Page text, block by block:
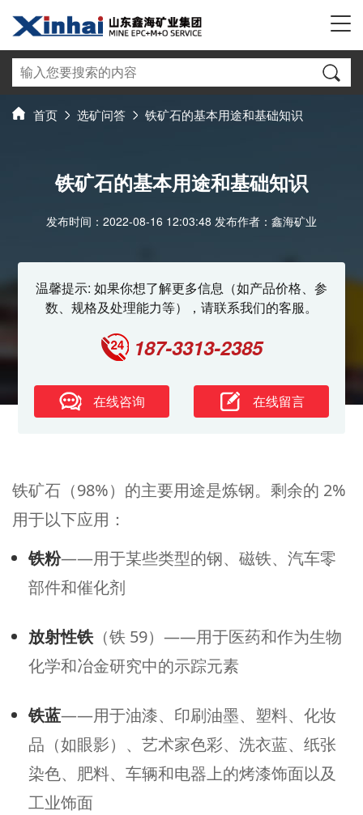
首页 选矿问答 铁矿石的基本用途和基础知识
铁矿石的基本用途和基础知识
发布时间：2022-08-16 12:03:48 发布作者：鑫海矿业
温馨提示: 如果你想了解更多信息（如产品价格、参
数、规格及处理能力等），请联系我们的客服。
187-3313-2385
在线咨询 在线留言
铁矿石（98%）的主要用途是炼钢。 剩余的 2%
用于以下应用：
铁粉——用于某些类型的钢、磁铁、汽车零
部件和催化剂
放射性铁（铁 59）——用于医药和作为生物
化学和冶金研究中的示踪元素
铁蓝——用于油漆、印刷油墨、塑料、化妆
品（如眼影）、艺术家色彩、洗衣蓝、纸张
染色、肥料、车辆和电器上的烤漆饰面以及
工业饰面